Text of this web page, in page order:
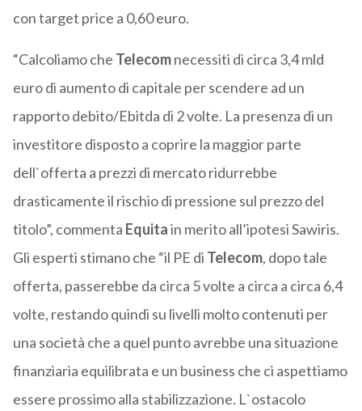
con target price a 0,60 euro.
“Calcoliamo che Telecomnecessiti di circa 3,4 mld
euro di aumento di capitale per scendere ad un
rapporto debito/Ebitda di 2 volte. La presenza di un
investitore disposto a coprire la maggior parte
dell`offerta a prezzi di mercato ridurrebbe
drasticamente il rischio di pressione sul prezzo del
titolo”, commenta Equitain merito all’ipotesi Sawiris.
Gli esperti stimano che “il PE di Telecom, dopo tale
offerta, passerebbe da circa 5 volte a circa a circa 6,4
volte, restando quindi su livelli molto contenuti per
una società che a quel punto avrebbe una situazione
finanziaria equilibrata e un business che ci aspettiamo
essere prossimo alla stabilizzazione. L`ostacolo